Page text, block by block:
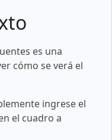
es una
cómo se verá el
ingrese el
el cuadro a